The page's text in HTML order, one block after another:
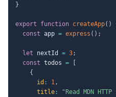
}
export function createApp( )
const app = express ( ) ;
let nextId = 3;
const todos =
{
id : 1,
title : "Read MDN